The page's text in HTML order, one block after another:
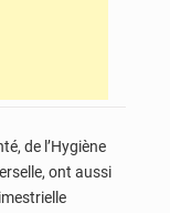
de l’Hygiène
ont aussi